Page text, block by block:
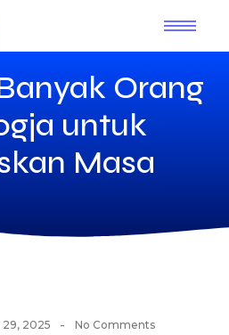
Orang
untuk
Masa
2025 - No Comments